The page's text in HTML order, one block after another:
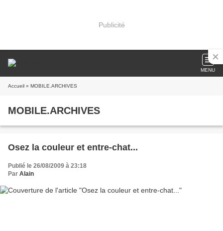
Publicité
MENU
Accueil » MOBILE.ARCHIVES
MOBILE.ARCHIVES
Osez la couleur et entre-chat...
Publié le 26/08/2009 à 23:18
Par Alain